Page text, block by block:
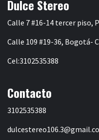
Dulce Stereo
Calle 7 #16-14 tercer piso,
Calle 109 #19-36, Bogotá-
Cel:3102535388
Contacto
3102535388